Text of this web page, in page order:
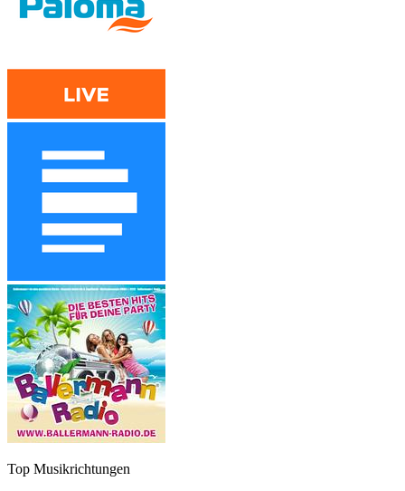
Top Musikrichtungen